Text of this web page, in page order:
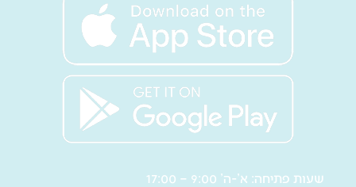
שעות פתיחה: א’-ה’ 9:00 – 17:00